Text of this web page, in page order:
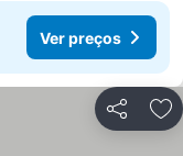
Ver preços
Partilhar